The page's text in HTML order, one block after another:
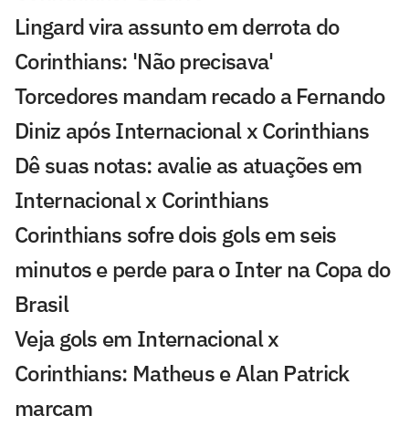
Lingard vira assunto em derrota do
Corinthians: 'Não precisava'
Torcedores mandam recado a Fernando
Diniz após Internacional x Corinthians
Dê suas notas: avalie as atuações em
Internacional x Corinthians
Corinthians sofre dois gols em seis
minutos e perde para o Inter na Copa do
Brasil
Veja gols em Internacional x
Corinthians: Matheus e Alan Patrick
marcam